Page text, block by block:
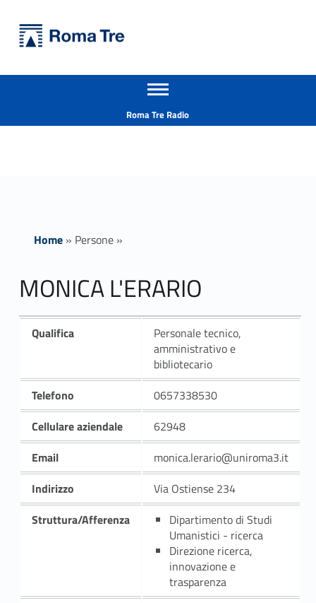
MONICA L'ERARIO insegnamenti - Università Roma Tre
Apri il menu secondario
Roma Tre Radio
Home» Persone»
MONICA L'ERARIO
Qualifica
Personale tecnico,
amministrativo e
bibliotecario
Telefono
0657338530
Cellulare aziendale
62948
Email
monica.lerario@uniroma3.it
Indirizzo
Via Ostiense 234
Struttura/Afferenza
Dipartimento di Studi
Umanistici - ricerca
Direzione ricerca,
innovazione e
trasparenza